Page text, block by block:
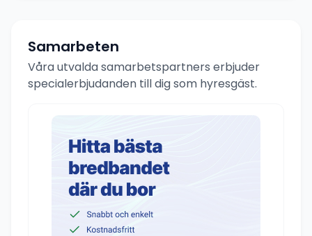
Samarbeten
Våra utvalda samarbetspartners erbjuder
specialerbjudanden till dig som hyresgäst.